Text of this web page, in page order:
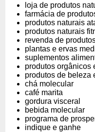
loja de produtos
farmácia de
produtos naturais
produtos naturais
revenda de
plantas e ervas
suplementos
produtos orgânicos
produtos de beleza
chá molecular
café marita
gordura visceral
bebida molecular
programa de
indique e ganhe